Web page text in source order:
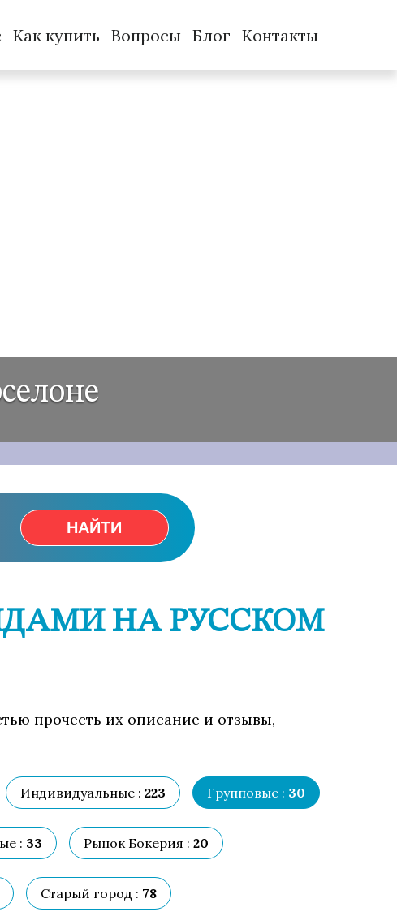
Как купить Вопросы Блог Контакты
НАЙТИ
НА РУССКОМ
прочесть их описание и отзывы,
Индивидуальные : 223 Групповые : 30
: 33 Рынок Бокерия : 20
Старый город : 78